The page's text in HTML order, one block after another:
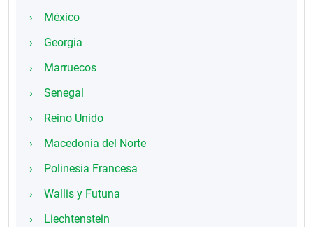
México
Georgia
Marruecos
Senegal
Reino Unido
Macedonia del Norte
Polinesia Francesa
Wallis y Futuna
Liechtenstein